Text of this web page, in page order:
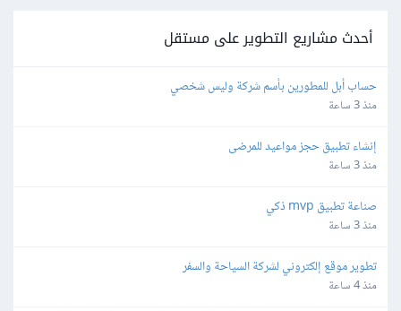
أحدث مشاريع التطوير على مستقل
حساب أبل للمطورين بأسم شركة وليس شخصي
منذ 3 ساعة
إنشاء تطبيق حجز مواعيد للمرضى
منذ 3 ساعة
صناعة تطبيق mvp ذكي
منذ 3 ساعة
تطوير موقع إلكتروني لشركة السياحة والسفر
منذ 4 ساعة